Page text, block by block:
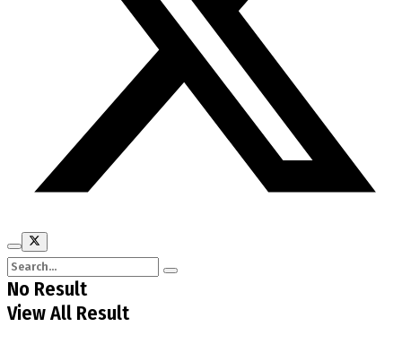
No Result
View All Result